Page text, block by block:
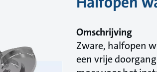
Omschrijving
Zware, halfopen
een vrije